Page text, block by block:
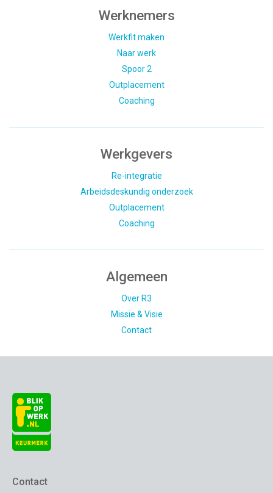
Werknemers
Werkfit maken
Naar werk
Spoor 2
Outplacement
Coaching
Werkgevers
Re-integratie
Arbeidsdeskundig onderzoek
Outplacement
Coaching
Algemeen
Over R3
Missie & Visie
Contact
Contact